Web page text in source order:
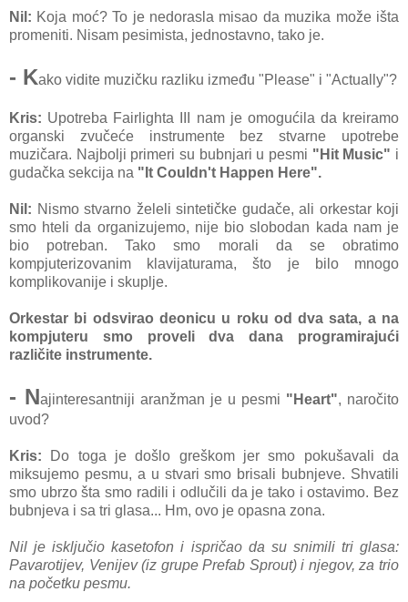
Nil: Koja moć? To je nedorasla misao da muzika može išta
promeniti. Nisam pesimista, jednostavno, tako je.
- Kako vidite muzičku razliku između "Please" i "Actually"?
Kris: Upotreba Fairlighta III nam je omogućila da kreiramo
organski zvučeće instrumente bez stvarne upotrebe
muzičara. Najbolji primeri su bubnjari u pesmi "Hit Music" i
gudačka sekcija na "It Couldn't Happen Here".
Nil: Nismo stvarno želeli sintetičke gudače, ali orkestar koji
smo hteli da organizujemo, nije bio slobodan kada nam je
bio potreban. Tako smo morali da se obratimo
kompjuterizovanim klavijaturama, što je bilo mnogo
komplikovanije i skuplje.
Orkestar bi odsvirao deonicu u roku od dva sata, a na
kompjuteru smo proveli dva dana programirajući
različite instrumente.
- Najinteresantniji aranžman je u pesmi "Heart", naročito
uvod?
Kris: Do toga je došlo greškom jer smo pokušavali da
miksujemo pesmu, a u stvari smo brisali bubnjeve. Shvatili
smo ubrzo šta smo radili i odlučili da je tako i ostavimo. Bez
bubnjeva i sa tri glasa... Hm, ovo je opasna zona.
Nil je isključio kasetofon i ispričao da su snimili tri glasa:
Pavarotijev, Venijev (iz grupe Prefab Sprout) i njegov, za trio
na početku pesmu.